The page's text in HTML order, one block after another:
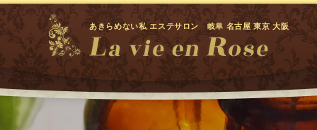
あきらめない私 エステサロン 岐阜 名古屋 東京 大阪